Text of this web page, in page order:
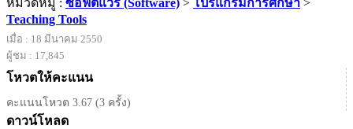
หมวดหมู่ : ซอฟต์แวร์ (Software) > โปรแกรมการศึกษา >
Teaching Tools
เมื่อ : 18 มีนาคม 2550
ผู้ชม : 17,845
โหวตให้คะแนน
คะแนนโหวต 3.67 (3 ครั้ง)
ดาวน์โหลด